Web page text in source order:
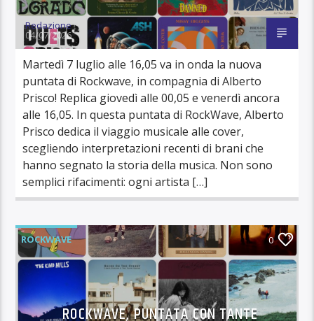
Redazione
04/07/2026
Martedì 7 luglio alle 16,05 va in onda la nuova
puntata di Rockwave, in compagnia di Alberto
Prisco! Replica giovedì alle 00,05 e venerdì ancora
alle 16,05. In questa puntata di RockWave, Alberto
Prisco dedica il viaggio musicale alle cover,
scegliendo interpretazioni recenti di brani che
hanno segnato la storia della musica. Non sono
semplici rifacimenti: ogni artista […]
ROCKWAVE 0
ROCKWAVE, PUNTATA CON TANTE